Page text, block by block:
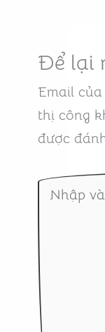
Để lại
Email
thị công
được
Nhập
vào
đây...